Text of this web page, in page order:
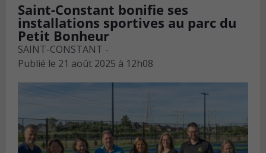
Saint-Constant bonifie ses
installations sportives au parc du
Petit Bonheur
SAINT-CONSTANT -
Publié le 21 août 2025 à 12h08